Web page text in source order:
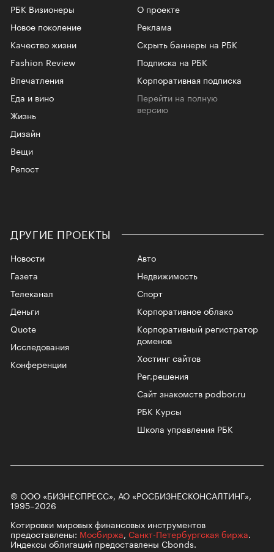
РБК Визионеры
Новое поколение
Качество жизни
Fashion Review
Впечатления
Еда и вино
Жизнь
Дизайн
Вещи
Репост
О проекте
Реклама
Скрыть баннеры на РБК
Подписка на РБК
Корпоративная подписка
Перейти на полную
версию
ДРУГИЕ ПРОЕКТЫ
Новости
Газета
Телеканал
Авто
Недвижимость
Спорт
Корпоративное облако
Корпоративный регистратор
доменов
Хостинг сайтов
Рег.решения
Сайт знакомств podbor.ru
РБК Курсы
Школа управления РБК
Деньги
Quote
Исследования
Конференции
© ООО «БИЗНЕСПРЕСС», АО «РОСБИЗНЕСКОНСАЛТИНГ»,
1995–2026
Котировки мировых финансовых инструментов
предоставлены: Мосбиржа, Санкт-Петербургская биржа.
Индексы облигаций предоставлены Cbonds.